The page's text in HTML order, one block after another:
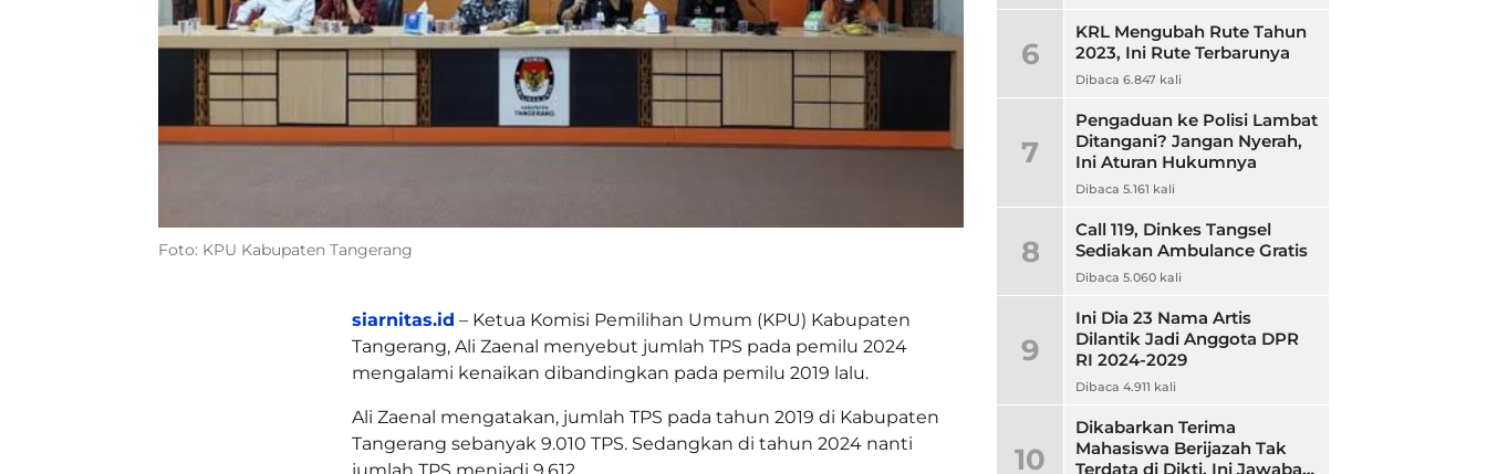
Foto: KPU Kabupaten Tangerang
siarnitas.id – Ketua Komisi Pemilihan Umum (KPU) Kabupaten
Tangerang, Ali Zaenal menyebut jumlah TPS pada pemilu 2024
mengalami kenaikan dibandingkan pada pemilu 2019 lalu.
Ali Zaenal mengatakan, jumlah TPS pada tahun 2019 di Kabupaten
Tangerang sebanyak 9.010 TPS. Sedangkan di tahun 2024 nanti
6
KRL Mengubah Rute Tahun
2023, Ini Rute Terbarunya
Dibaca 6.847 kali
7
Pengaduan ke Polisi Lambat
Ditangani? Jangan Nyerah,
Ini Aturan Hukumnya
Dibaca 5.161 kali
8
Call 119, Dinkes Tangsel
Sediakan Ambulance Gratis
Dibaca 5.060 kali
9
Ini Dia 23 Nama Artis
Dilantik Jadi Anggota DPR
RI 2024-2029
Dibaca 4.911 kali
10
Dikabarkan Terima
Mahasiswa Berijazah Tak
Terdata di Dikti, Ini Jawaban